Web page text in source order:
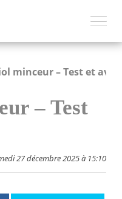
minceur – Test et avis
– Test
27 décembre 2025 à 15:10